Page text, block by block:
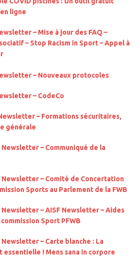
ligne
– Mise à jour des FAQ –
– Stop Racism in Sport – Appel à
– Nouveaux protocoles
– CodeCo
– Formations sécuritaires,
générale
– Communiqué de la
Newsletter – Comité de Concertation
Sports au Parlement de la FWB
Newsletter – AISF Newsletter – Aides
Sport PFWB
– Carte blanche : La
! Mens sana in corpore